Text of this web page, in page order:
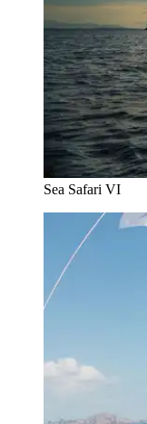
Sea Safari VI